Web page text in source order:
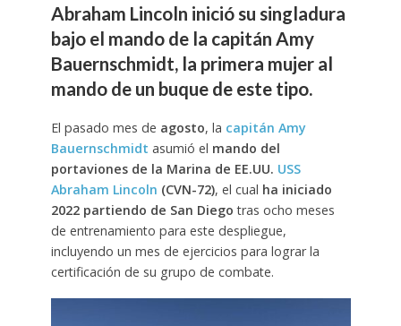
Abraham Lincoln inició su singladura
bajo el mando de la capitán Amy
Bauernschmidt, la primera mujer al
mando de un buque de este tipo.
El pasado mes de agosto, la capitán Amy
Bauernschmidt asumió el mando del
portaviones de la Marina de EE.UU. USS
Abraham Lincoln (CVN-72), el cual ha iniciado
2022 partiendo de San Diego tras ocho meses
de entrenamiento para este despliegue,
incluyendo un mes de ejercicios para lograr la
certificación de su grupo de combate.